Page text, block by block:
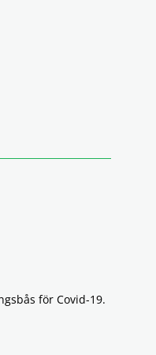
för Covid-19.